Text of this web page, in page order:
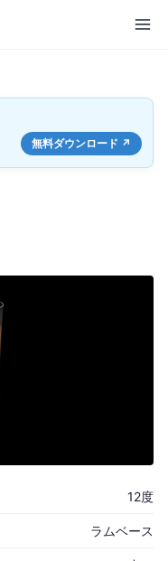
無料ダウンロード ↗
12度
ラムベース